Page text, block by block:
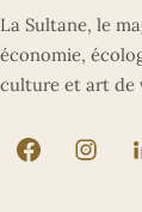
La Sultane, le
économie,
culture et art de
La Sultane
La